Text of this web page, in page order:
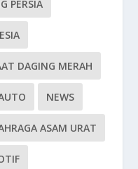
PERSIA
DAGING MERAH
NEWS
ASAM URAT